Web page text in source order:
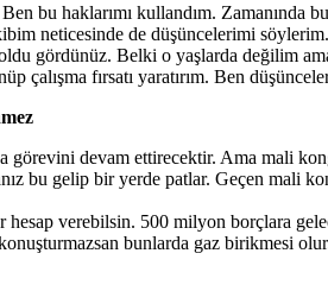
bu haklarımı kullandım.
neticesinde de düşüncelerimi
gördünüz. Belki o yaşlarda değilim
fırsatı yaratırım. Ben
devam ettirecektir. Ama mali
bu gelip bir yerde patlar. Geçen mali
hesap verebilsin. 500 milyon borçlara
bunlarda gaz birikmesi